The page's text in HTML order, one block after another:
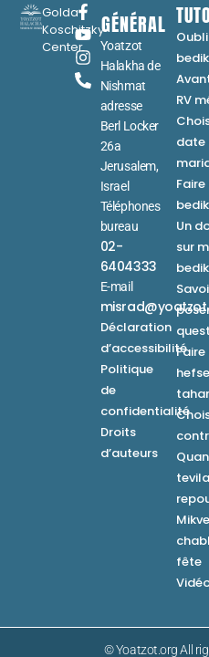
Golda
Koschitzky
Center
GÉNÉRAL
Yoatzot
Halakha de
Nishmat
adresse
Berl Locker
26a
Jerusalem,
Israel
Téléphones
bureau
02-
6404333
E-mail
Déclaration
d’accessibilité
Politique
de
confidentialité
Droits
d’auteurs
RV
date
Faire
Un
sur
Faire
fête
© Yoatzot.org All